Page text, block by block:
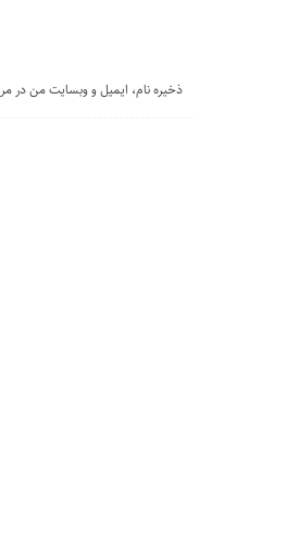
ذخیره نام، ایمیل و وبسایت من در